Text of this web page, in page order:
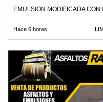
EMULSION MODIFICADA
Hace 6 horas